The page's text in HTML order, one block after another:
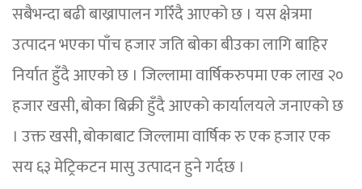
सबैभन्दा बढी बाख्रापालन गरिँदै आएको छ । यस क्षेत्रमा
उत्पादन भएका पाँच हजार जति बोका बीउका लागि बाहिर
निर्यात हुँदै आएको छ । जिल्लामा वार्षिकरुपमा एक लाख २०
हजार खसी, बोका बिक्री हुँदै आएको कार्यालयले जनाएको छ
। उक्त खसी, बोकाबाट जिल्लामा वार्षिक रु एक हजार एक
सय ६३ मेट्रिकटन मासु उत्पादन हुने गर्दछ ।